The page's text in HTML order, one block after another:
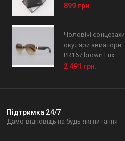
899 грн.
Чоловічі
окуляри авиатори
PR167 brown Lux
2 491 грн.
Підтримка 24/7
Дамо відповідь на будь-які питання